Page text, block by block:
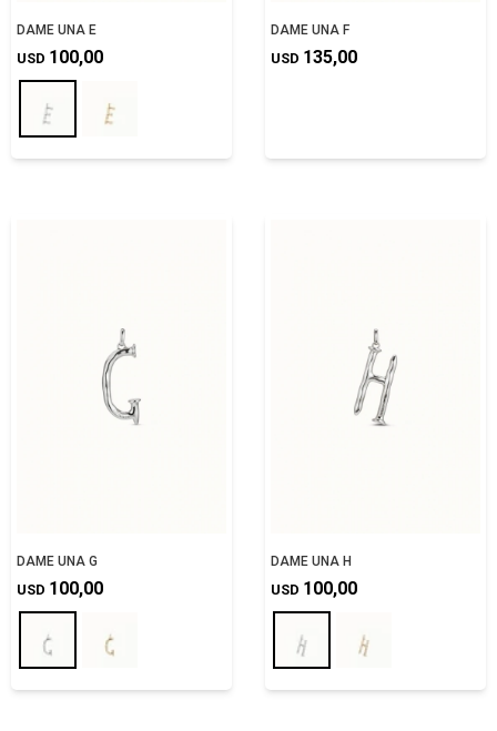
DAME UNA E
USD 100,00
DAME UNA F
USD 135,00
DAME UNA G
USD 100,00
DAME UNA H
USD 100,00